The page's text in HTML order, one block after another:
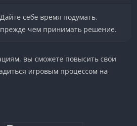
Дайте себе время подумать,
прежде чем принимать решение.
вы сможете повысить свои
игровым процессом на